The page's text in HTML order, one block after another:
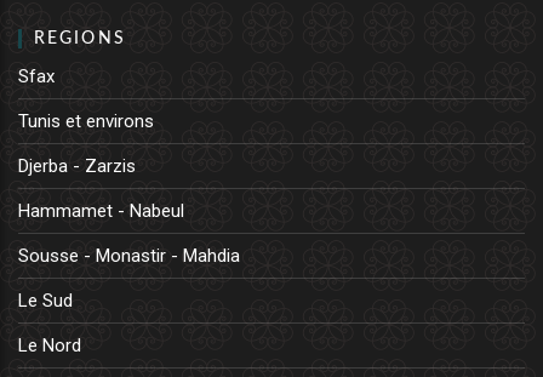
REGIONS
Sfax
Tunis et environs
Djerba - Zarzis
Hammamet - Nabeul
Sousse - Monastir - Mahdia
Le Sud
Le Nord